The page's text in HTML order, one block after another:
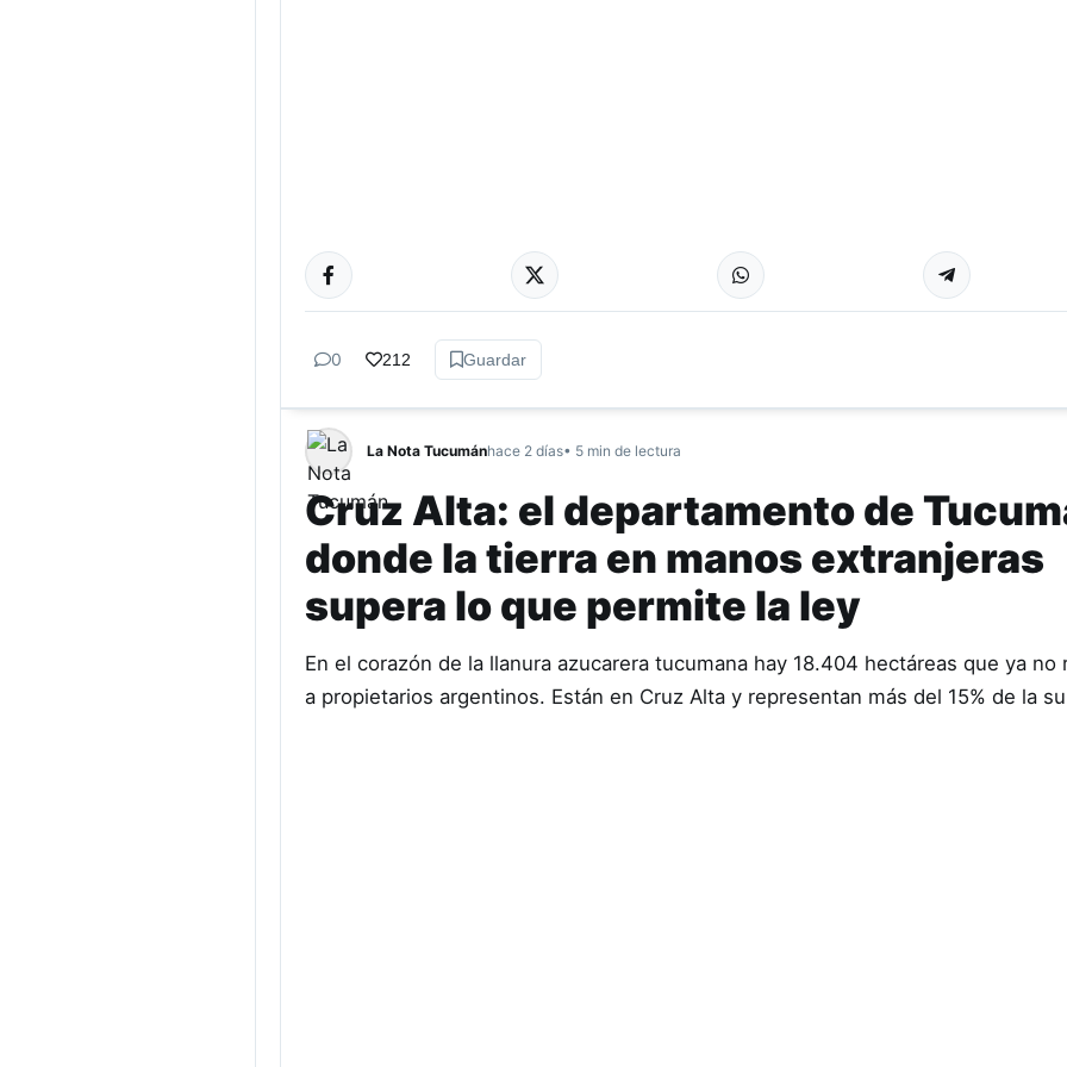
TUCUMÁN
0 212 Guardar
La Nota Tucumánhace 2 días• 5 min de lectura
Cruz Alta: el departamento de
donde la tierra en manos extranjeras
supera lo que permite la ley
En el corazón de la llanura azucarera tucumana hay 18.404 hectáreas que ya no
a propietarios argentinos. Están en Cruz Alta y representan más del 15% de la